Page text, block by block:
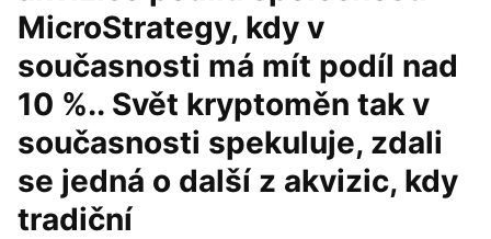
MicroStrategy, kdy v
současnosti má mít podíl nad
10 %.. Svět kryptoměn tak v
současnosti spekuluje, zdali
se jedná o další z akvizic, kdy
tradiční